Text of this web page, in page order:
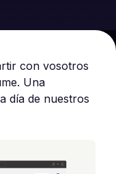
con vosotros
Una
día de nuestros